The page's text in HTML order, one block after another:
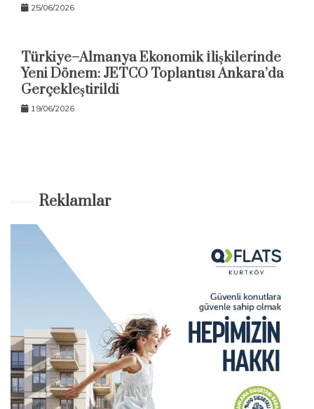
25/06/2026
Türkiye–Almanya Ekonomik İlişkilerinde
Yeni Dönem: JETCO Toplantısı Ankara’da
Gerçekleştirildi
19/06/2026
Reklamlar